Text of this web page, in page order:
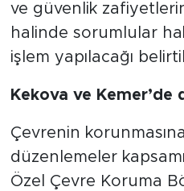
ve güvenlik
halinde sorumlular
işlem yapılacağı
Kekova ve Kemer’de
Çevrenin
düzenlemeler
Özel Çevre Koruma